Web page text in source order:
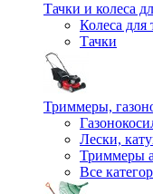
Тачки и колеса
Колеса для
Тачки
Триммеры,
Лески,
Триммеры
Все